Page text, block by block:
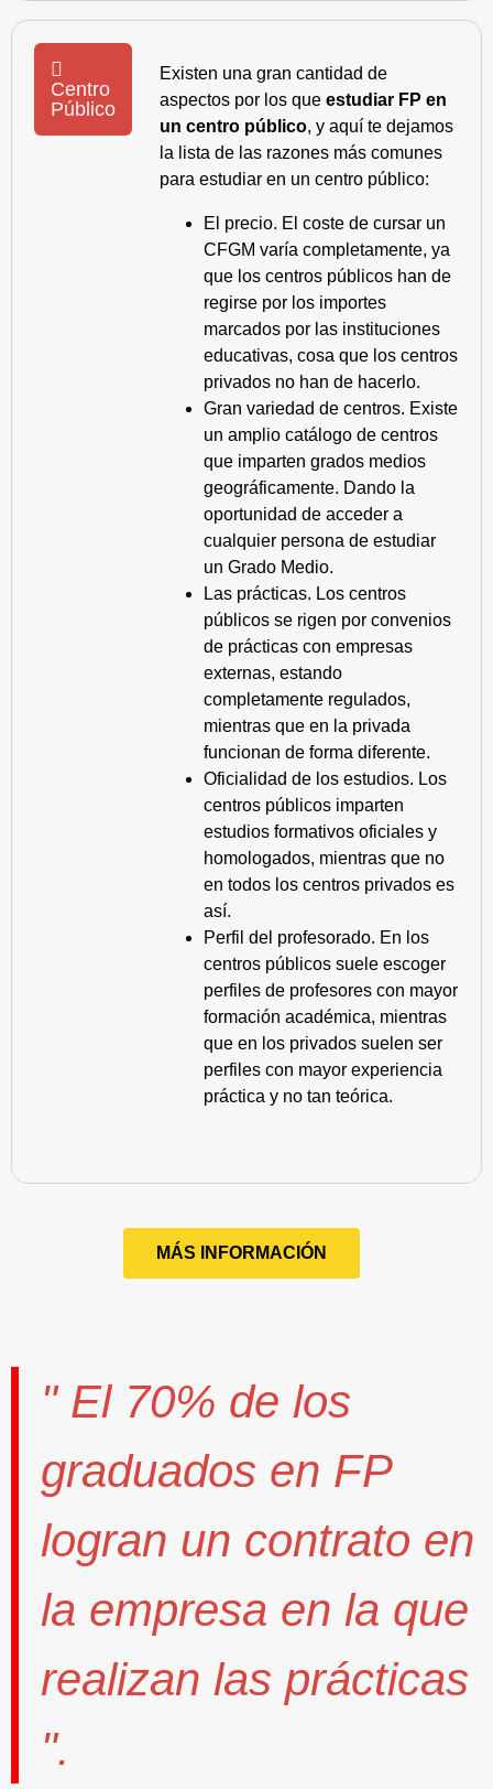
Centro
Público
Existen una gran cantidad de
aspectos por los que estudiar FP en
un centro público, y aquí te dejamos
la lista de las razones más comunes
para estudiar en un centro público:
El precio. El coste de cursar un
CFGM varía completamente, ya
que los centros públicos han de
regirse por los importes
marcados por las instituciones
educativas, cosa que los centros
privados no han de hacerlo.
Gran variedad de centros. Existe
un amplio catálogo de centros
que imparten grados medios
geográficamente. Dando la
oportunidad de acceder a
cualquier persona de estudiar
un Grado Medio.
Las prácticas. Los centros
públicos se rigen por convenios
de prácticas con empresas
externas, estando
completamente regulados,
mientras que en la privada
funcionan de forma diferente.
Oficialidad de los estudios. Los
centros públicos imparten
estudios formativos oficiales y
homologados, mientras que no
en todos los centros privados es
así.
Perfil del profesorado. En los
centros públicos suele escoger
perfiles de profesores con mayor
formación académica, mientras
que en los privados suelen ser
perfiles con mayor experiencia
práctica y no tan teórica.
MÁS INFORMACIÓN
" El 70% de los
graduados en FP
logran un contrato en
la empresa en la que
realizan las prácticas
".